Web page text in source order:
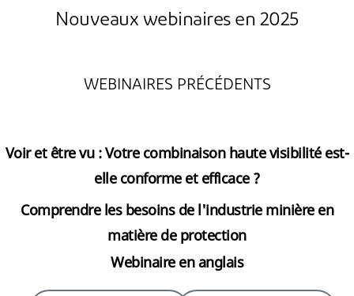
Nouveaux webinaires en 2025
WEBINAIRES PRÉCÉDENTS
Voir et être vu : Votre combinaison haute visibilité est-
elle conforme et efficace ?
Comprendre les besoins de l'industrie minière en
matière de protection
Webinaire en anglais